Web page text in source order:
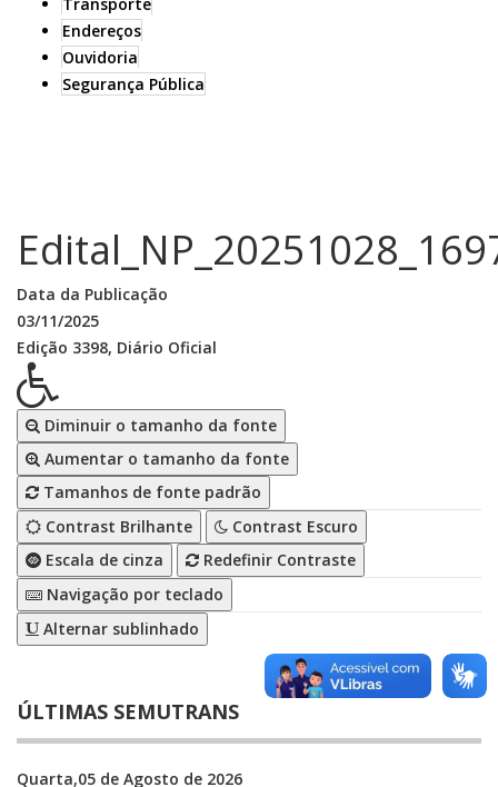
Endereços
Ouvidoria
Segurança Pública
Data da Publicação
03/11/2025
Edição 3398, Diário Oficial
Diminuir o tamanho da fonte
Aumentar o tamanho da fonte
Tamanhos de fonte padrão
Contrast Brilhante
Contrast Escuro
Escala de cinza
Redefinir Contraste
Navigação por teclado
Alternar sublinhado
ÚLTIMAS SEMUTRANS
Quarta,05 de Agosto de 2026